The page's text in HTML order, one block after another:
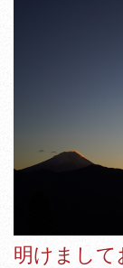
明けまして